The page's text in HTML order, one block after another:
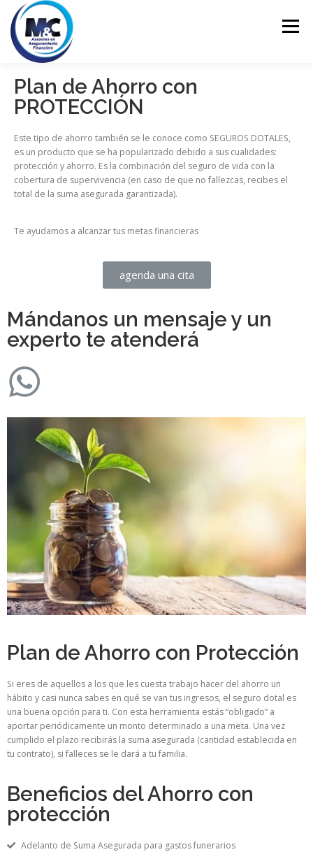
Menú
INICIO ASESORÍA PERSONALES
EMPRESARIALES EDUCACIÓN FINANCIERA
CONTACTO
Plan de Ahorro con
PROTECCIÓN
Este tipo de ahorro también se le conoce como SEGUROS DOTALES,
es un producto que se ha popularizado debido a sus cualidades:
protección y ahorro. Es la combinación del seguro de vida con la
cobertura de supervivencia (en caso de que no fallezcas, recibes el
total de la suma asegurada garantizada).
Te ayudamos a alcanzar tus metas financieras
agenda una cita
Mándanos un mensaje y un
experto te atenderá
Plan de Ahorro con Protección
Si eres de aquellos a los que les cuesta trabajo hacer del ahorro un
hábito y casi nunca sabes en qué se van tus ingresos, el seguro dotal es
una buena opción para ti. Con esta herramienta estás “obligado” a
aportar periódicamente un monto determinado a una meta. Una vez
cumplido el plazo recibirás la suma asegurada (cantidad establecida en
tu contrato), si falleces se le dará a tu familia.
Beneficios del Ahorro con
protección
Adelanto de Suma Asegurada para gastos funerarios